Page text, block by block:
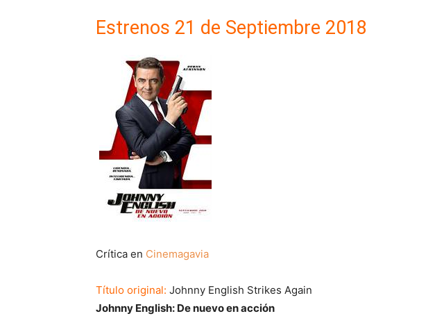
Estrenos 21 de Septiembre 2018
Crítica en Cinemagavia
Título original: Johnny English Strikes Again
Johnny English: De nuevo en acción